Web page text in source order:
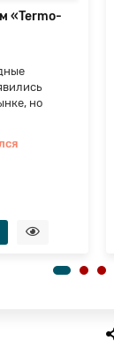
«Termo-
но